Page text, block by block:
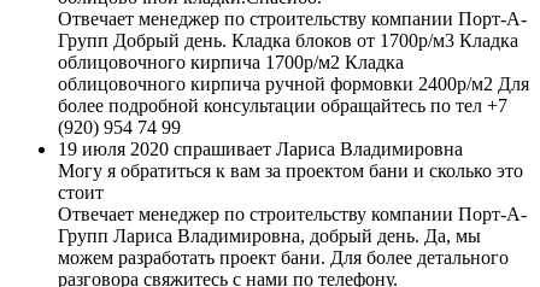
Отвечает менеджер по строительству компании Порт-А-
Групп Добрый день. Кладка блоков от 1700р/м3 Кладка
облицовочного кирпича 1700р/м2 Кладка
облицовочного кирпича ручной формовки 2400р/м2 Для
более подробной консультации обращайтесь по тел +7
(920) 954 74 99
19 июля 2020 спрашивает Лариса Владимировна
Могу я обратиться к вам за проектом бани и сколько это
стоит
Отвечает менеджер по строительству компании Порт-А-
Групп Лариса Владимировна, добрый день. Да, мы
можем разработать проект бани. Для более детального
разговора свяжитесь с нами по телефону.